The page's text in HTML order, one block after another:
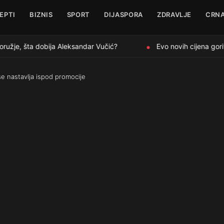
BIZNIS SPORT DIJASPORA ZDRAVLJE
šta dobija Aleksandar Vučić? Evo novih cijena
nastavlja ispod promocije